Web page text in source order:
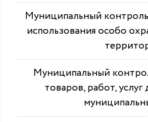
Муниципальный
использования особо
Муниципальный
товаров, работ,